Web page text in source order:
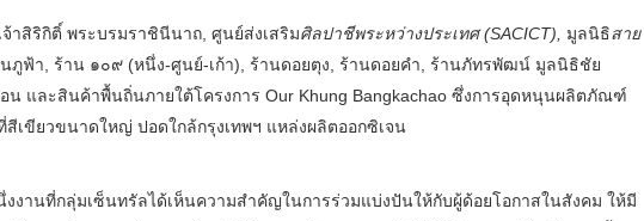
าสิริกิติ์ พระบรมราชินีนาถ, ศูนย์ส่งเสริมศิลปาชีพระหว่างประเทศ (SACICT) มูลนิธิสาย
ภูฟ้า, ร้าน ๑๐๙ (หนึ่ง-ศูนย์-เก้า), ร้านดอยตุง, ร้านดอยคำ, ร้านภัทรพัฒน์ มูลนิธิชัย
ละสินค้าพื้นถิ่นภายใต้โครงการ Our Khung Bangkachao ซึ่งการอุดหนุนผลิตภัณฑ์
เขียวขนาดใหญ่ ปอดใกล้กรุงเทพฯ แหล่งผลิตออกซิเจน
งงานที่กลุ่มเซ็นทรัลได้เห็นความสำคัญในการร่วมแบ่งปันให้กับผู้ด้อยโอกาสในสังคม ให้มี